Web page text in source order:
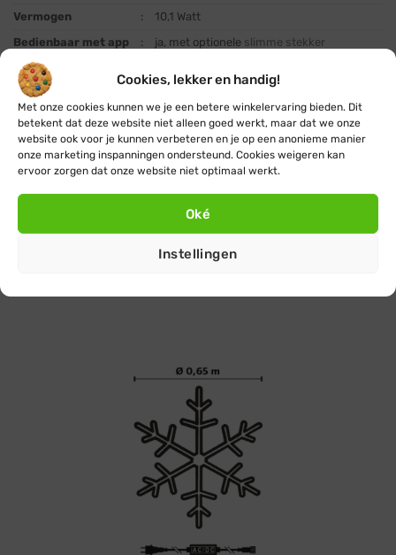
Cookies, lekker en handig!
Met onze cookies kunnen we je een betere winkelervaring bieden. Dit
betekent dat deze website niet alleen goed werkt, maar dat we onze
website ook voor je kunnen verbeteren en je op een anonieme manier
onze marketing inspanningen ondersteund. Cookies weigeren kan
ervoor zorgen dat onze website niet optimaal werkt.
Oké
Instellingen
Vermogen :
10,1 Watt
Bedienbaar met app
: ja, met optionele slimme stekker
App beschikbaar
voor
: niet van toepassing
Garantie : 2 jaar
Let op :
werkt alleen in combinatie met producten
uit de
Blynx Connect serie, werkt
combinatie met Blynx Festoonprikkabel
producten of andere merken (i.v.m. ander
11630